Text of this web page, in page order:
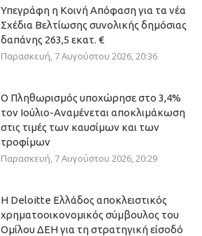
Υπεγράφη η Κοινή Απόφαση για τα νέα
Σχέδια Βελτίωσης συνολικής δημόσιας
δαπάνης 263,5 εκατ. €
Παρασκευή, 7 Αυγούστου 2026, 20:36
Ο Πληθωρισμός υποχώρησε στο 3,4%
τον Ιούλιο-Αναμένεται αποκλιμάκωση
στις τιμές των καυσίμων και των
τροφίμων
Παρασκευή, 7 Αυγούστου 2026, 20:29
Η Deloitte Ελλάδος αποκλειστικός
χρηματοοικονομικός σύμβουλος του
Ομίλου ΔΕΗ για τη στρατηγική είσοδό